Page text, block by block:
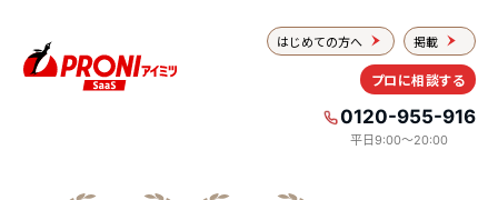
掲載
はじめての方へ
プロに相談する
0120-955-916
平日9:00〜20:00